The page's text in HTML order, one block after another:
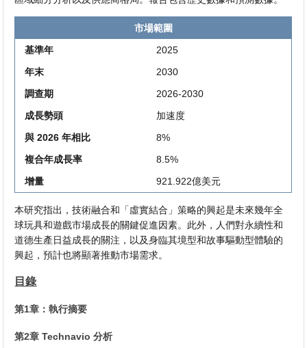
市場範圍
基準年
2025
年末
2030
調查期
2026-2030
成長勢頭
加速度
與 2026 年相比
8%
複合年成長率
8.5%
增量
921.922億美元
本研究指出，技術融合和「虛實結合」策略的興起是未來幾年全
球玩具和遊戲市場成長的關鍵促進因素。此外，人們對永續性和
道德生產日益成長的關注，以及身臨其境型和故事驅動型體驗的
興起，預計也將顯著推動市場需求。
目錄
第1章：執行摘要
第2章 Technavio 分析